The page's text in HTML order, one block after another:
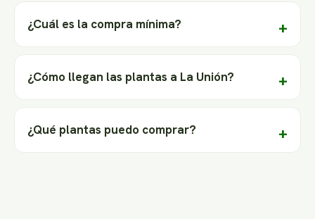
¿Cuál es la compra mínima?
¿Cómo llegan las plantas a La Unión?
¿Qué plantas puedo comprar?